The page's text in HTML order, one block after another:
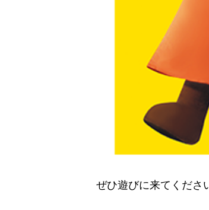
ぜひ遊びに来てくださ